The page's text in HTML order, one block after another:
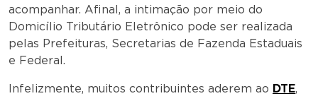
acompanhar. Afinal, a intimação por meio do
Domicílio Tributário Eletrônico pode ser realizada
pelas Prefeituras, Secretarias de Fazenda Estaduais
e Federal.
Infelizmente, muitos contribuintes aderem ao DTE,